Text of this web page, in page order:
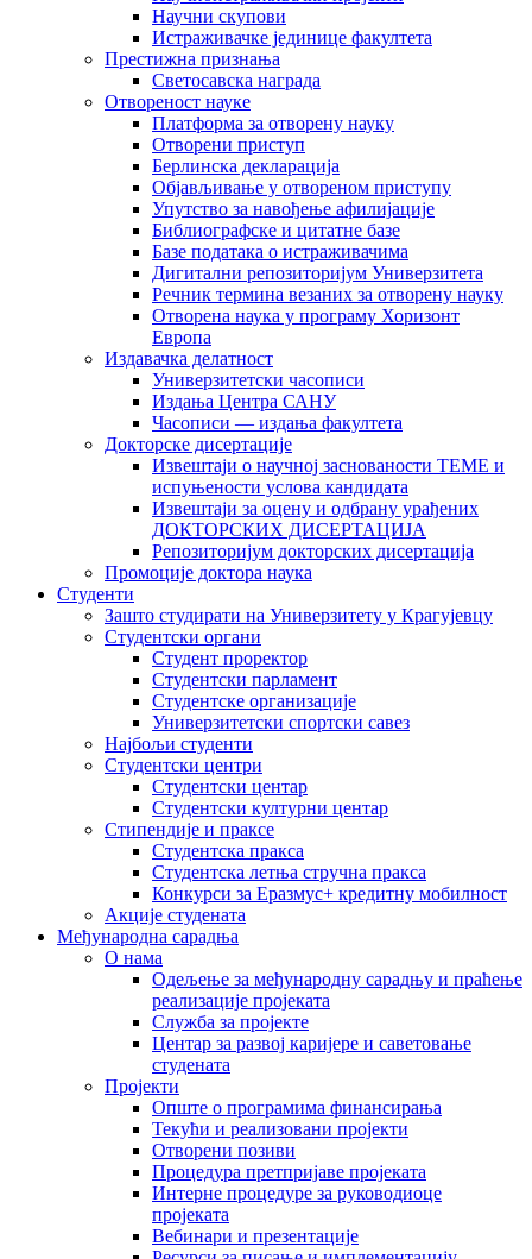
Научни скупови
Истраживачке јединице факултета
Престижна признања
Светосавска награда
Отвореност науке
Платформа за отворену науку
Отворени приступ
Берлинска декларација
Објављивање у отвореном приступу
Упутство за навођење афилијације
Библиографске и цитатне базе
Базе података о истраживачима
Дигитални репозиторијум Универзитета
Рeчник термина везаних за отворену науку
Отворена наука у програму Хоризонт
Европа
Издавачка делатност
Универзитетски часописи
Издања Центра САНУ
Часописи — издања факултета
Докторске дисертације
Извештаји о научној заснованости ТЕМЕ и
испуњености услова кандидата
Извештаји за оцену и одбрану урађених
ДОКТОРСКИХ ДИСЕРТАЦИЈА
Репозиторијум докторских дисертација
Промоције доктора наука
Студенти
Зашто студирати на Универзитету у Крагујевцу
Студентски органи
Студент проректор
Студентски парламент
Студентске организације
Универзитетски спортски савез
Најбољи студенти
Студентски центри
Студентски центар
Студентски културни центар
Стипендије и праксе
Студентска пракса
Студентска летња стручна пракса
Конкурси за Еразмус+ кредитну мобилност
Акције студената
Међународна сарадња
О нама
Одељење за међународну сарадњу и праћење
реализације пројеката
Служба за пројекте
Центар за развој каријере и саветовање
студената
Пројекти
Опште о програмима финансирања
Текући и реализовани пројекти
Отворени позиви
Процедура претпријаве пројеката
Интерне процедуре за руководиоце
пројеката
Вебинари и презентације